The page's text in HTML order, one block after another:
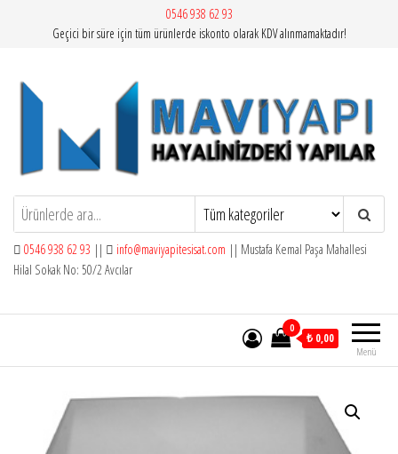
0546 938 62 93
Geçici bir süre için tüm ürünlerde iskonto olarak KDV alınmamaktadır!
Mavi Yapı | Vitra Artema
0546 938 62 93 || info@maviyapitesisat.com || Mustafa Kemal Paşa Mahallesi
Hilal Sokak No: 50/2 Avcılar
Menü
0
₺ 0,00